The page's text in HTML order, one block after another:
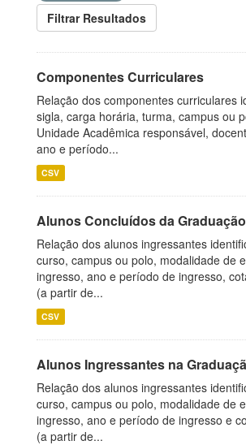
Filtrar Resultados
Componentes Curriculares
Relação dos componentes curriculares
sigla, carga horária, turma, campus ou
Unidade Acadêmica responsável,
ano e período...
CSV
Alunos Concluídos da Graduação
Relação dos alunos ingressantes
curso, campus ou polo, modalidade de
ingresso, ano e período de ingresso,
(a partir de...
CSV
Alunos Ingressantes na
Relação dos alunos ingressantes
curso, campus ou polo, modalidade de
ingresso, ano e período de ingresso e
(a partir de...